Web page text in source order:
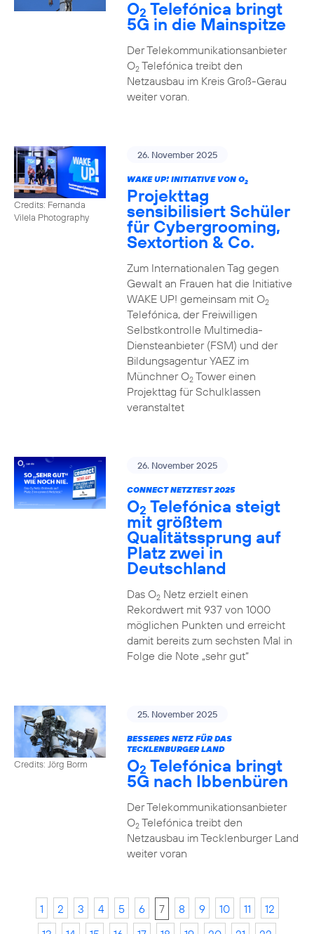
O2 Telefónica bringt
5G in die Mainspitze
Der Telekommunikationsanbieter
O2Telefónica treibt den
Netzausbau im Kreis Groß-Gerau
weiter voran.
Credits: Fernanda
Vilela Photography
26. November 2025
WAKE UP! INITIATIVE VON O2
Projekttag
sensibilisiert Schüler
für Cybergrooming,
Sextortion & Co.
Zum Internationalen Tag gegen
Gewalt an Frauen hat die Initiative
WAKE UP! gemeinsam mit O2
Telefónica, der Freiwilligen
Selbstkontrolle Multimedia-
Diensteanbieter (FSM) und der
Bildungsagentur YAEZ im
Münchner O2Tower einen
Projekttag für Schulklassen
veranstaltet
26. November 2025
CONNECT NETZTEST 2025
O2 Telefónica steigt
mit größtem
Qualitätssprung auf
Platz zwei in
Deutschland
Das O2Netz erzielt einen
Rekordwert mit 937 von 1000
möglichen Punkten und erreicht
damit bereits zum sechsten Mal in
Folge die Note „sehr gut“
Credits: Jörg Borm
25. November 2025
BESSERES NETZ FÜR DAS
TECKLENBURGER LAND
O2 Telefónica bringt
5G nach Ibbenbüren
Der Telekommunikationsanbieter
O2Telefónica treibt den
Netzausbau im Tecklenburger Land
weiter voran
1 2 3 4 5 6 7 8 9 10 11
12